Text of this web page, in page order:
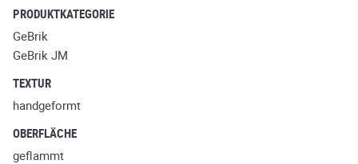
PRODUKTKATEGORIE
GeBrik
GeBrik JM
TEXTUR
handgeformt
OBERFLÄCHE
geflammt